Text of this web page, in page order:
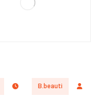
B.beauti